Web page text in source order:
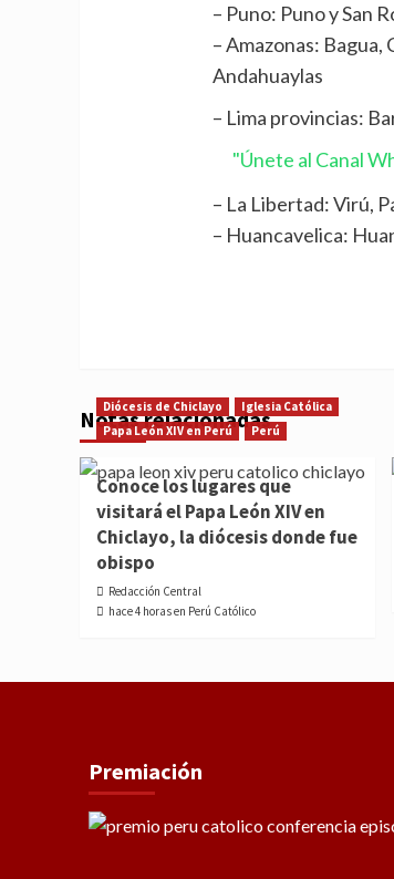
– Puno: Puno y San
– Amazonas:
Andahuaylas
– Lima provincias:
"Únete al Canal
– La Libertad: Virú,
– Huancavelica:
Notas relacionadas
Diócesis de Chiclayo
Iglesia Católica
Papa León XIV en Perú
Perú
Conoce los lugares que
visitará el Papa León XIV en
Chiclayo, la diócesis donde fue
obispo
Redacción Central
hace 4 horas en Perú Católico
Premiación